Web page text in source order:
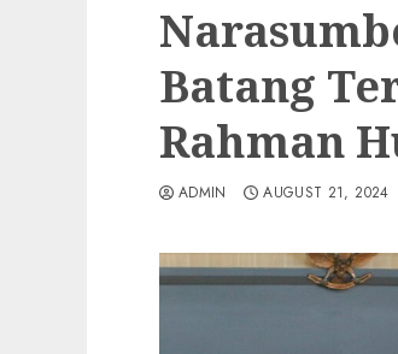
Batang
Rahman
ADMIN AUGUST 21, 2024